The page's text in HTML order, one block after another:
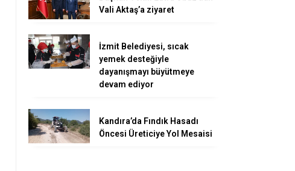
Vali Aktaş’a ziyaret
İzmit Belediyesi, sıcak
yemek desteğiyle
dayanışmayı büyütmeye
devam ediyor
Kandıra’da Fındık Hasadı
Öncesi Üreticiye Yol Mesaisi